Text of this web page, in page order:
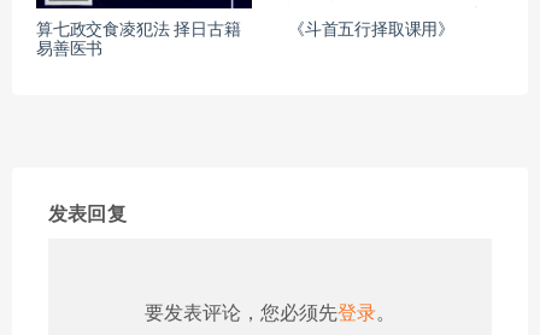
算七政交食凌犯法 择日古籍
易善医书
《斗首五行择取课用》
发表回复
要发表评论，您必须先登录。